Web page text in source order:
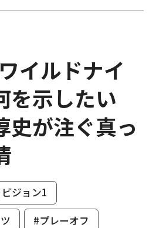
イルドナイ
を示したい
史が注ぐ真っ
ジョン1
#プレーオフ